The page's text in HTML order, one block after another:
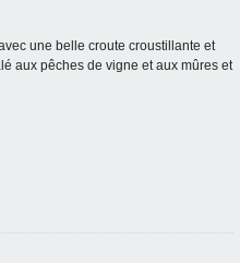
une belle croute croustillante et
aux pêches de vigne et aux mûres et